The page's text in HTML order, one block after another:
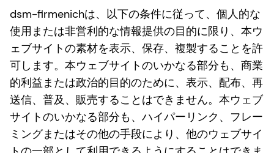
dsm-firmenichは、以下の条件に従って、個人的な
使用または非営利的な情報提供の目的に限り、本ウ
ェブサイトの素材を表示、保存、複製することを許
可します。本ウェブサイトのいかなる部分も、商業
的利益または政治的目的のために、表示、配布、再
送信、普及、販売することはできません。本ウェブ
サイトのいかなる部分も、ハイパーリンク、フレー
ミングまたはその他の手段により、他のウェブサイ